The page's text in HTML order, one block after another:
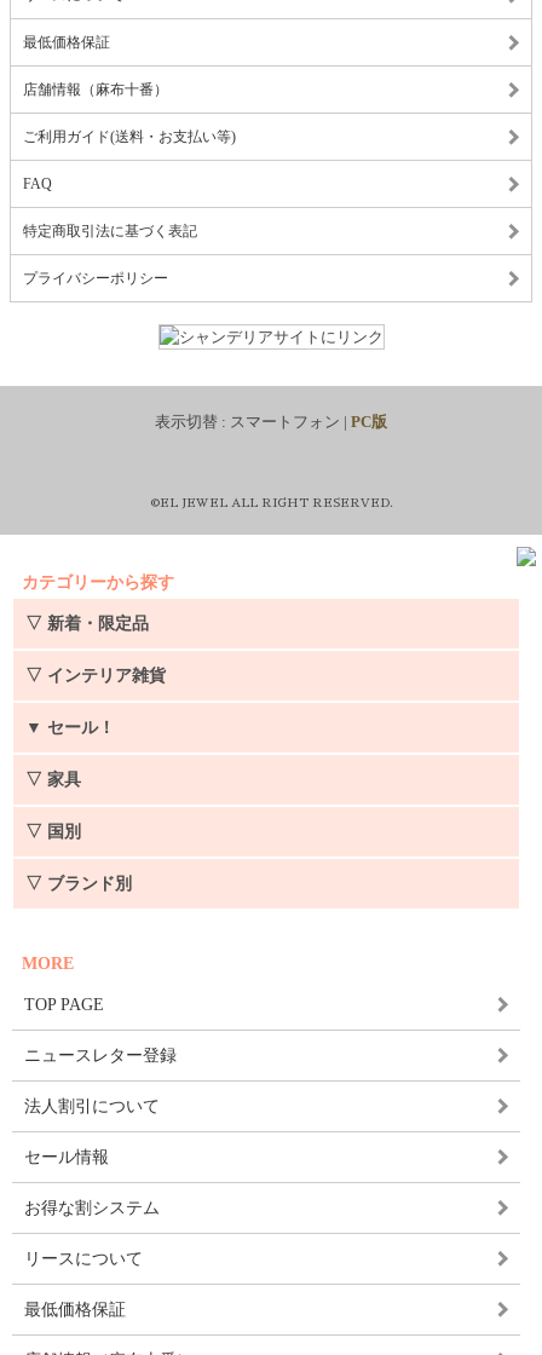
最低価格保証
店舗情報（麻布十番）
ご利用ガイド(送料・お支払い等)
FAQ
特定商取引法に基づく表記
プライバシーポリシー
表示切替 : スマートフォン | PC版
©EL JEWEL ALL RIGHT RESERVED.
カテゴリーから探す
▽ 新着・限定品
▽ インテリア雑貨
▼ セール！
▽ 家具
▽ 国別
▽ ブランド別
MORE
TOP PAGE
ニュースレター登録
法人割引について
セール情報
お得な割システム
リースについて
最低価格保証